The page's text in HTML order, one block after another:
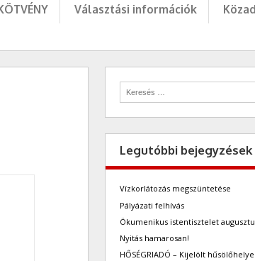
Választási információk
Legutóbbi bejegyzések
Vízkorlátozás megszüntetése
Pályázati felhívás
Ökumenikus istentisztelet
Nyitás hamarosan!
HŐSÉGRIADÓ – Kijelölt